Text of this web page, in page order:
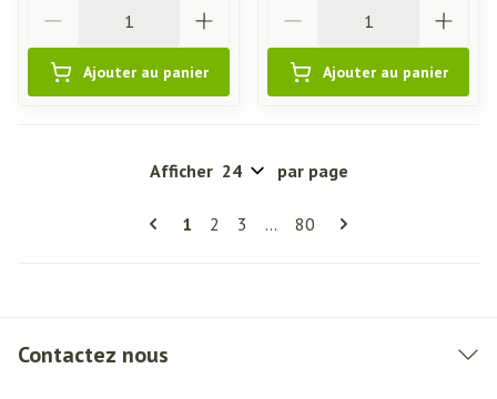
Ajouter au panier Ajouter au panier
Pages
Vous lisez actuellement la page
1 Page
2 Page
3 ... Page
80
Afficher par page
Contactez nous